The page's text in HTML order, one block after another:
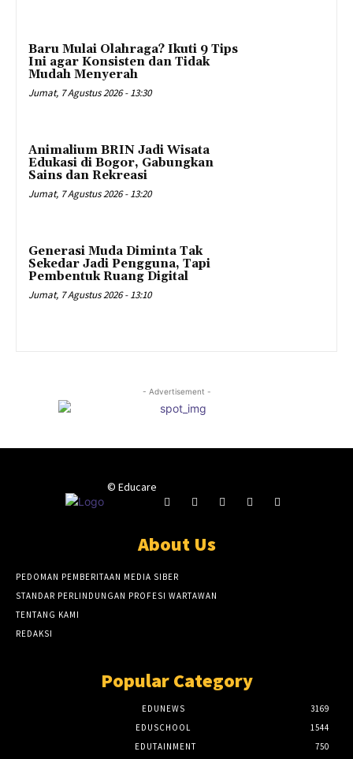
Baru Mulai Olahraga? Ikuti 9 Tips
Ini agar Konsisten dan Tidak
Mudah Menyerah
Jumat, 7 Agustus 2026 - 13:30
Animalium BRIN Jadi Wisata
Edukasi di Bogor, Gabungkan
Sains dan Rekreasi
Jumat, 7 Agustus 2026 - 13:20
Generasi Muda Diminta Tak
Sekedar Jadi Pengguna, Tapi
Pembentuk Ruang Digital
Jumat, 7 Agustus 2026 - 13:10
- Advertisement -
© Educare
About Us
PEDOMAN PEMBERITAAN MEDIA SIBER
STANDAR PERLINDUNGAN PROFESI WARTAWAN
TENTANG KAMI
REDAKSI
Popular Category
EDUNEWS
3169
EDUSCHOOL
1544
EDUTAINMENT
750